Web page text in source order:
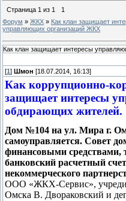
Страница 1 из 1
1
Форум » ЖКХ » Как клан защищает
управляющих организаций ЖКХ
Как клан защищает интересы
[1 ] Шмон [18.07.2014, 16:13]
Как коррупционно-
защищает интересы
обдирающих жителей.
Дом №104 на ул. Мира г.
самоуправляется. Совет
финансовыми средствами,
банковский расчетный
некоммерческого
ООО «ЖКХ-Сервис»,
Омска В. Двораковский и